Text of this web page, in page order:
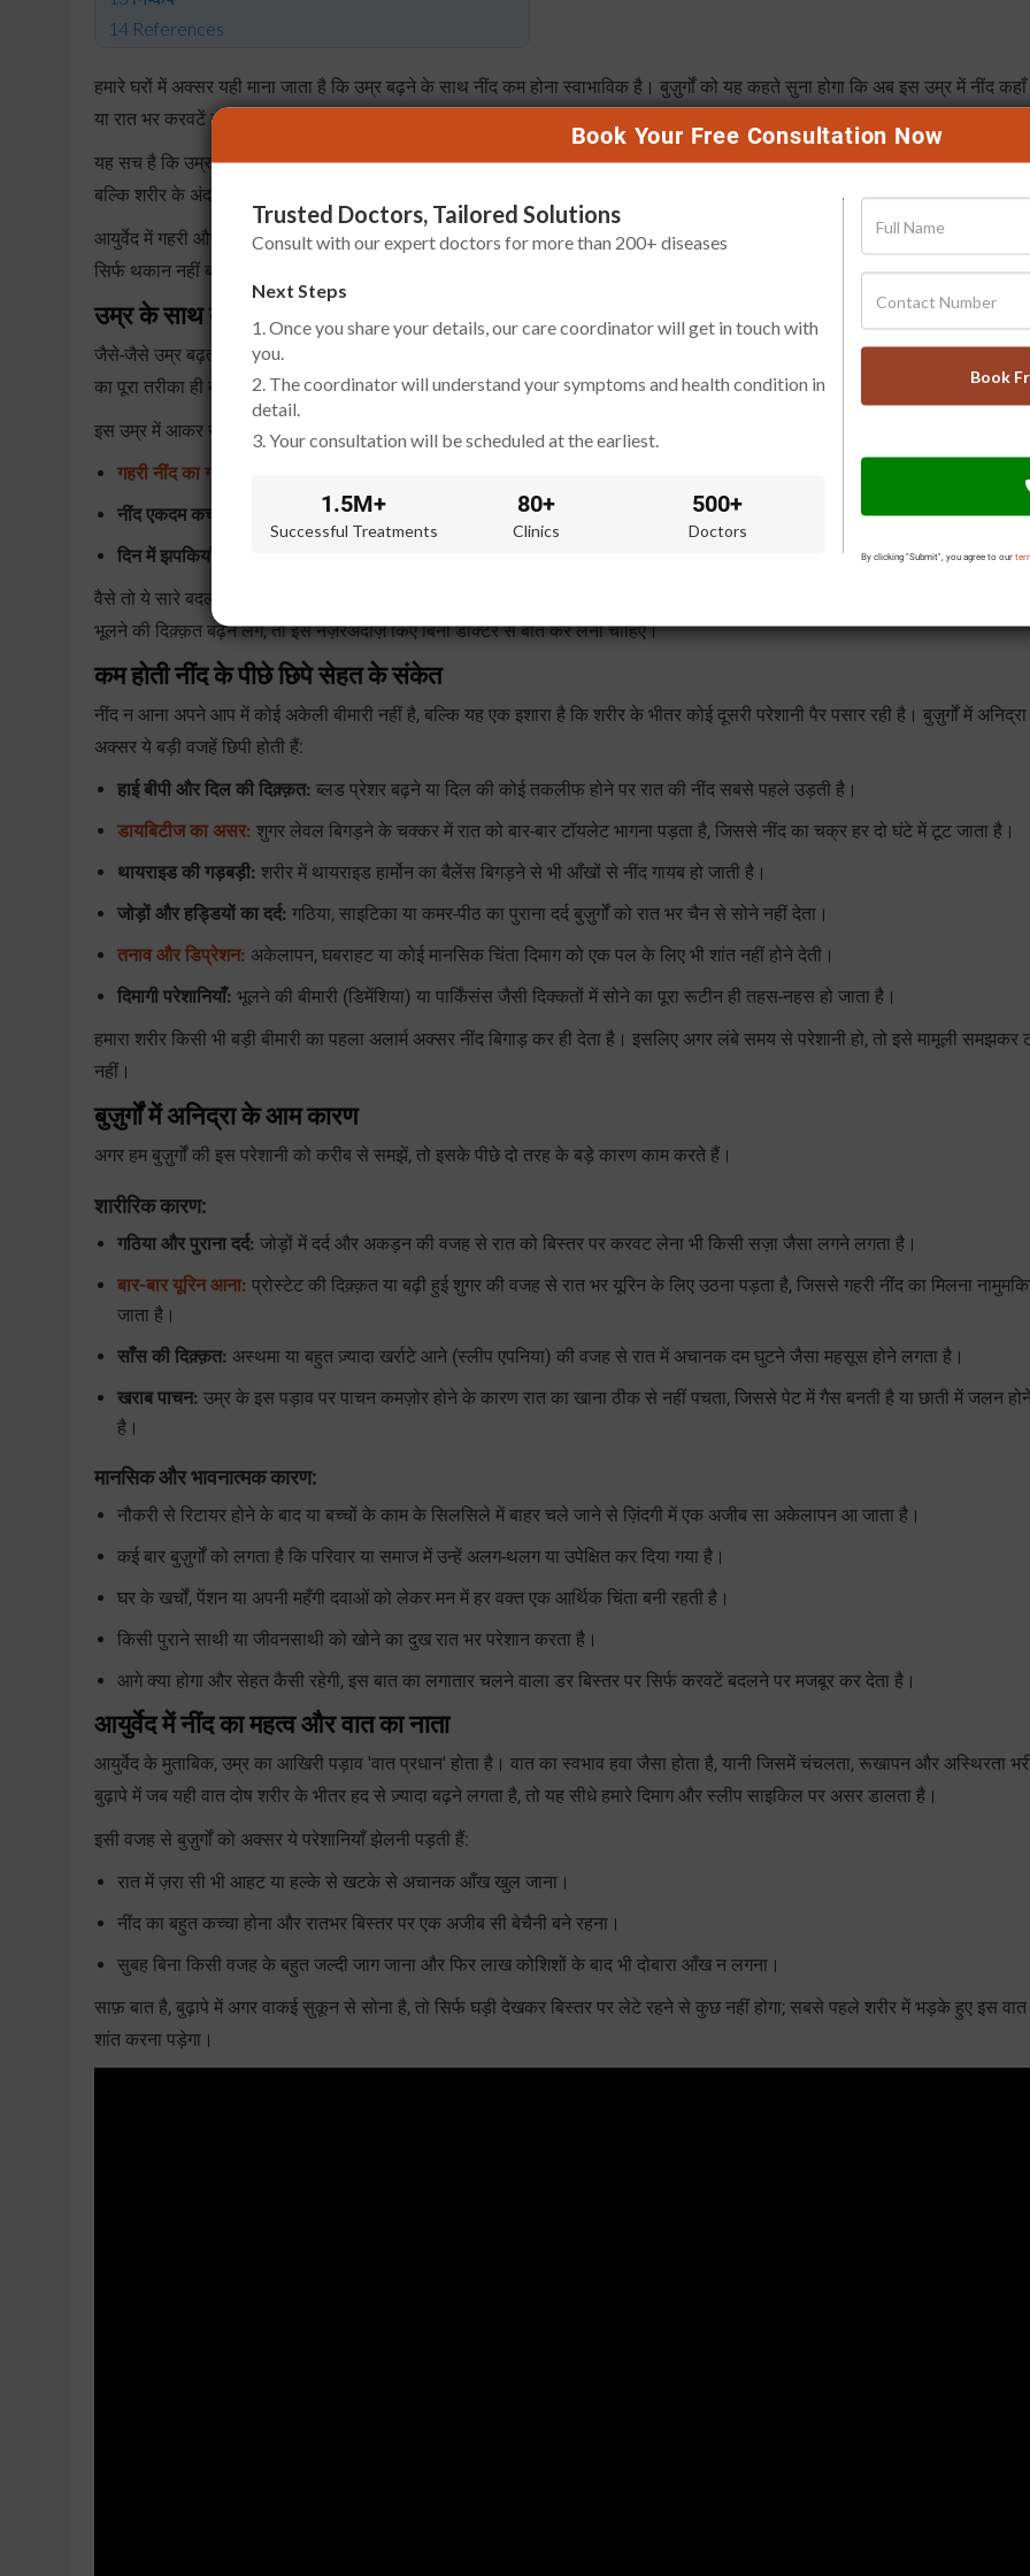
Book Your Free Consultation Now
Trusted Doctors, Tailored Solutions
Consult with our expert doctors for more than 200+ diseases
Next Steps
1. Once you share your details, our care coordinator will get in touch with
you.
2. The coordinator will understand your symptoms and health condition in
detail.
3. Your consultation will be scheduled at the earliest.
1.5M+
Successful Treatments
80+
Clinics
500+
Doctors
Book
By clicking "Submit", you agree to our
References
हमारे घरों में अक्सर यही माना जाता है कि उम्र बढ़ने के साथ नींद कम होना स्वाभाविक है। बुज़ुर्गों को यह कहते सुना होगा कि अब इस उम्र में नींद
या रात भर करवटें बदलते रहते हैं।
यह सच है कि उम्र के साथ नींद के तरीके में कुछ बदलाव आते हैं। लेकिन हर रात अधूरी नींद या बार-बार आँख खुलना सामान्य नहीं है। यह सिर्फ
बल्कि शरीर के अंदर किसी बड़ी समस्या का शुरुआती संकेत हो सकता है।
आयुर्वेद में गहरी और अच्छी नींद को सिर्फ आराम नहीं बल्कि शरीर और मन दोनों को संतुलित रखने की सबसे मज़बूत नींव माना गया है। जब नींद बिगड़ती
सिर्फ थकान नहीं बढ़ती बल्कि शरीर की मरम्मत की प्रक्रिया भी रुक जाती है।
उम्र के साथ बुज़ुर्गों की बदलती नींद
जैसे-जैसे उम्र बढ़ती है, हमारे शरीर के अंदर की घड़ी यानी बायोलॉजिकल क्लॉक भी अपना गियर बदलने लगती है। यही वजह है कि घर के बुज़ुर्गों का
का पूरा तरीका ही बदल जाता है वे रात को बड़ी जल्दी बिस्तर पर चले जाते हैं और सुबह सूरज निकलने से पहले ही उनकी आँख खुल जाती है।
इस उम्र में आकर नींद में कुछ ऐसे बदलाव साफ़ दिखने लगते हैं:
गहरी नींद का गायब होना:
नींद एकदम कच्ची होना:
कमरे के बाहर ज़रा सा भी खटका हुआ या किसी के चलने की आहट हुई नहीं कि बुजुर्ग तुरंत जाग जाते हैं।
दिन में झपकियाँ आना:
रात की अधूरी रह गई नींद की कसर पूरी करने के लिए दिन में बैठे-बैठे बार-बार उनकी आँखें मूँदने लगती हैं।
वैसे तो ये सारे बदलाव बढ़ती उम्र का एक नॉर्मल हिस्सा हैं, लेकिन अगर नींद की इस कमी की वजह से दिनभर चिड़चिड़ापन रहने लगे, हर वक्त थकान हो
भूलने की दिक़्क़त बढ़ने लगे, तो इसे नज़रअंदाज़ किए बिना डॉक्टर से बात कर लेनी चाहिए।
कम होती नींद के पीछे छिपे सेहत के संकेत
नींद न आना अपने आप में कोई अकेली बीमारी नहीं है, बल्कि यह एक इशारा है कि शरीर के भीतर कोई दूसरी परेशानी पैर पसार रही है। बुज़ुर्गों में
अक्सर ये बड़ी वजहें छिपी होती हैं:
हाई बीपी और दिल की दिक़्क़त: ब्लड प्रेशर बढ़ने या दिल की कोई तकलीफ होने पर रात की नींद सबसे पहले उड़ती है।
डायबिटीज का असर: शुगर लेवल बिगड़ने के चक्कर में रात को बार-बार टॉयलेट भागना पड़ता है, जिससे नींद का चक्र हर दो घंटे में टूट जाता है।
थायराइड की गड़बड़ी: शरीर में थायराइड हार्मोन का बैलेंस बिगड़ने से भी आँखों से नींद गायब हो जाती है।
जोड़ों और हड्डियों का दर्द: गठिया, साइटिका या कमर-पीठ का पुराना दर्द बुज़ुर्गों को रात भर चैन से सोने नहीं देता।
तनाव और डिप्रेशन: अकेलापन, घबराहट या कोई मानसिक चिंता दिमाग को एक पल के लिए भी शांत नहीं होने देती।
दिमागी परेशानियाँ: भूलने की बीमारी (डिमेंशिया) या पार्किंसंस जैसी दिक्कतों में सोने का पूरा रूटीन ही तहस-नहस हो जाता है।
हमारा शरीर किसी भी बड़ी बीमारी का पहला अलार्म अक्सर नींद बिगाड़ कर ही देता है। इसलिए अगर लंबे समय से परेशानी हो, तो इसे मामूली समझकर
नहीं।
बुज़ुर्गों में अनिद्रा के आम कारण
अगर हम बुज़ुर्गों की इस परेशानी को करीब से समझें, तो इसके पीछे दो तरह के बड़े कारण काम करते हैं।
शारीरिक कारण:
गठिया और पुराना दर्द: जोड़ों में दर्द और अकड़न की वजह से रात को बिस्तर पर करवट लेना भी किसी सज़ा जैसा लगने लगता है।
बार-बार यूरिन आना: प्रोस्टेट की दिक़्क़त या बढ़ी हुई शुगर की वजह से रात भर यूरिन के लिए उठना पड़ता है, जिससे गहरी नींद का मिलना
जाता है।
साँस की दिक़्क़त: अस्थमा या बहुत ज़्यादा खर्राटे आने (स्लीप एपनिया) की वजह से रात में अचानक दम घुटने जैसा महसूस होने लगता है।
खराब पाचन: उम्र के इस पड़ाव पर पाचन कमज़ोर होने के कारण रात का खाना ठीक से नहीं पचता, जिससे पेट में गैस बनती है या छाती में जलन
है।
मानसिक और भावनात्मक कारण:
नौकरी से रिटायर होने के बाद या बच्चों के काम के सिलसिले में बाहर चले जाने से ज़िंदगी में एक अजीब सा अकेलापन आ जाता है।
कई बार बुज़ुर्गों को लगता है कि परिवार या समाज में उन्हें अलग-थलग या उपेक्षित कर दिया गया है।
घर के खर्चों, पेंशन या अपनी महँगी दवाओं को लेकर मन में हर वक्त एक आर्थिक चिंता बनी रहती है।
किसी पुराने साथी या जीवनसाथी को खोने का दुख रात भर परेशान करता है।
आगे क्या होगा और सेहत कैसी रहेगी, इस बात का लगातार चलने वाला डर बिस्तर पर सिर्फ करवटें बदलने पर मजबूर कर देता है।
आयुर्वेद में नींद का महत्व और वात का नाता
आयुर्वेद के मुताबिक, उम्र का आखिरी पड़ाव 'वात प्रधान' होता है। वात का स्वभाव हवा जैसा होता है, यानी जिसमें चंचलता, रूखापन और अस्थिरता
बुढ़ापे में जब यही वात दोष शरीर के भीतर हद से ज़्यादा बढ़ने लगता है, तो यह सीधे हमारे दिमाग और स्लीप साइकिल पर असर डालता है।
इसी वजह से बुज़ुर्गों को अक्सर ये परेशानियाँ झेलनी पड़ती हैं:
रात में ज़रा सी भी आहट या हल्के से खटके से अचानक आँख खुल जाना।
नींद का बहुत कच्चा होना और रातभर बिस्तर पर एक अजीब सी बेचैनी बने रहना।
सुबह बिना किसी वजह के बहुत जल्दी जाग जाना और फिर लाख कोशिशों के बाद भी दोबारा आँख न लगना।
साफ़ बात है, बुढ़ापे में अगर वाकई सुकून से सोना है, तो सिर्फ घड़ी देखकर बिस्तर पर लेटे रहने से कुछ नहीं होगा; सबसे पहले शरीर में भड़के हुए इस वात
शांत करना पड़ेगा।